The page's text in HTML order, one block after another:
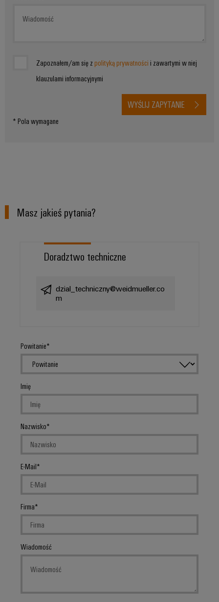
Zapoznałem/am się z polityką prywatności i zawartymi w niej
klauzulami informacyjnymi
* Pola wymagane
WYŚLIJ ZAPYTANIE
Masz jakieś pytania?
Doradztwo techniczne
dzial_techniczny@weidmueller.co
m
Powitanie
Imię
Nazwisko
E-Mail
Firma
Wiadomość